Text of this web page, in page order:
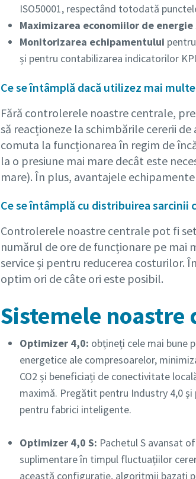
ISO50001, respectând totodată
Maximizarea economiilor de energie
Monitorizarea echipamentului
și pentru contabilizarea indicatorilor
Ce se întâmplă dacă utilizez mai
Fără controlerele noastre centrale,
să reacționeze la schimbările cererii
comuta la funcționarea în regim de
la o presiune mai mare decât este
mare). În plus, avantajele
Ce se întâmplă cu distribuirea sarcinii
Controlerele noastre centrale pot fi
numărul de ore de funcționare pe
service și pentru reducerea costurilor.
optim ori de câte ori este posibil.
Sistemele
Optimizer 4,0: obțineți cele mai bune
energetice ale compresoarelor,
CO2 și beneficiați de conectivitate
maximă. Pregătit pentru Industry 4,0
pentru fabrici inteligente.
Optimizer 4,0 S: Pachetul S avansat
suplimentare în timpul fluctuațiilor
această configurație, algoritmii bazați